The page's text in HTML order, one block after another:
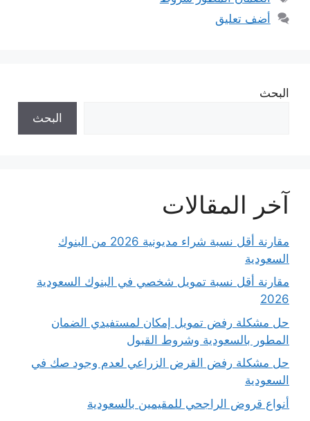
أضف تعليق
البحث
البحث
آخر المقالات
مقارنة أقل نسبة شراء مديونية 2026 من البنوك
السعودية
مقارنة أقل نسبة تمويل شخصي في البنوك السعودية
2026
حل مشكلة رفض تمويل إمكان لمستفيدي الضمان
المطور بالسعودية وشروط القبول
حل مشكلة رفض القرض الزراعي لعدم وجود صك في
السعودية
أنواع قروض الراجحي للمقيمين بالسعودية